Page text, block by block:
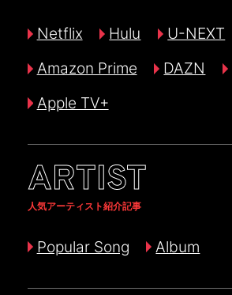
Netflix Hulu
U-NEXT
Amazon Prime
DAZN
Apple TV+
ARTIST
人気アーティスト紹介記事
Popular Song Album